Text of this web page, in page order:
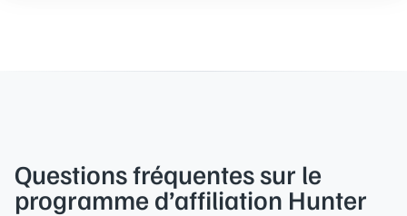
Questions fréquentes sur le
programme d’affiliation Hunter